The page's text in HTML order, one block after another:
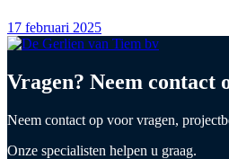
17 februari 2025
Vragen? Neem contact
Neem contact op voor vragen,
Onze specialisten helpen u graag.